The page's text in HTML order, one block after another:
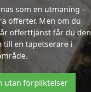
som en utmaning –
offerter. Men om du
offerttjänst får du den
till en tapetserare i
utan förpliktelser